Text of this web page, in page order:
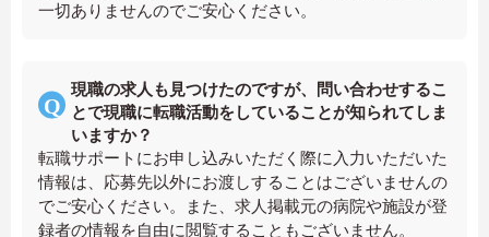
一切ありませんのでご安心ください。
現職の求人も見つけたのですが、問い合わせするこ
とで現職に転職活動をしていることが知られてしま
いますか？
転職サポートにお申し込みいただく際に入力いただいた
情報は、応募先以外にお渡しすることはございませんの
でご安心ください。また、求人掲載元の病院や施設が登
録者の情報を自由に閲覧することもございません。